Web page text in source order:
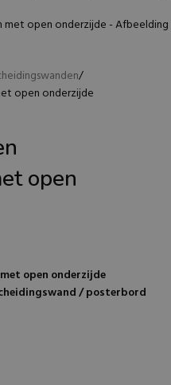
open onderzijde
open
open onderzijde
/ posterbord